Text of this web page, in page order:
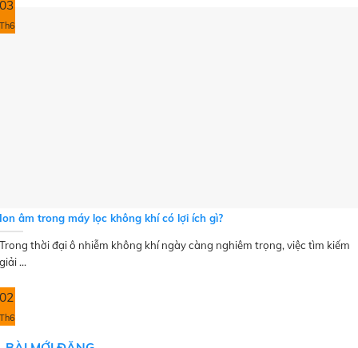
03
Th6
Ion âm trong máy lọc không khí có lợi ích gì?
Trong thời đại ô nhiễm không khí ngày càng nghiêm trọng, việc tìm kiếm
giải ...
02
Th6